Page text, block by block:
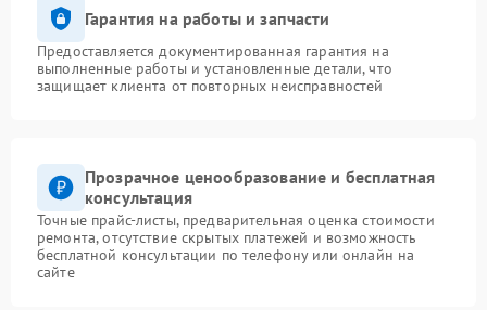
Гарантия на работы и запчасти
Предоставляется документированная гарантия на
выполненные работы и установленные детали, что
защищает клиента от повторных неисправностей
Прозрачное ценообразование и бесплатная
консультация
Точные прайс-листы, предварительная оценка стоимости
ремонта, отсутствие скрытых платежей и возможность
бесплатной консультации по телефону или онлайн на
сайте